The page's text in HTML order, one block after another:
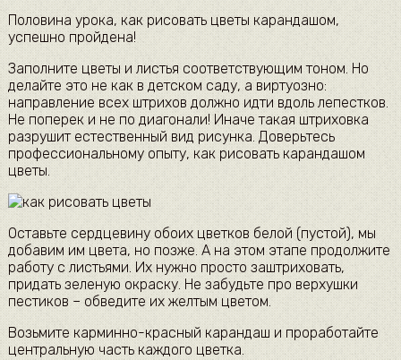
Половина урока, как рисовать цветы карандашом,
успешно пройдена!
Заполните цветы и листья соответствующим тоном. Но
делайте это не как в детском саду, а виртуозно:
направление всех штрихов должно идти вдоль лепестков.
Не поперек и не по диагонали! Иначе такая штриховка
разрушит естественный вид рисунка. Доверьтесь
профессиональному опыту, как рисовать карандашом
цветы.
Оставьте сердцевину обоих цветков белой (пустой), мы
добавим им цвета, но позже. А на этом этапе продолжите
работу с листьями. Их нужно просто заштриховать,
придать зеленую окраску. Не забудьте про верхушки
пестиков – обведите их желтым цветом.
Возьмите карминно-красный карандаш и проработайте
центральную часть каждого цветка.